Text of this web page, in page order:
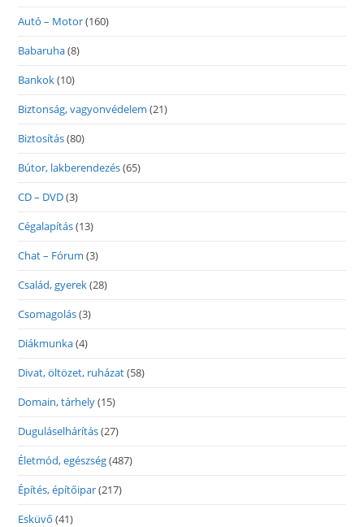
Autó – Motor(160)
Babaruha(8)
Bankok(10)
Biztonság, vagyonvédelem (21)
Biztosítás(80)
Bútor, lakberendezés(65)
CD – DVD(3)
Cégalapítás(13)
Chat – Fórum (3)
Család, gyerek(28)
Csomagolás(3)
Diákmunka(4)
Divat, öltözet, ruházat(58)
Domain, tárhely(15)
Duguláselhárítás(27)
Életmód, egészség(487)
Építés, építőipar(217)
Esküvő (41)